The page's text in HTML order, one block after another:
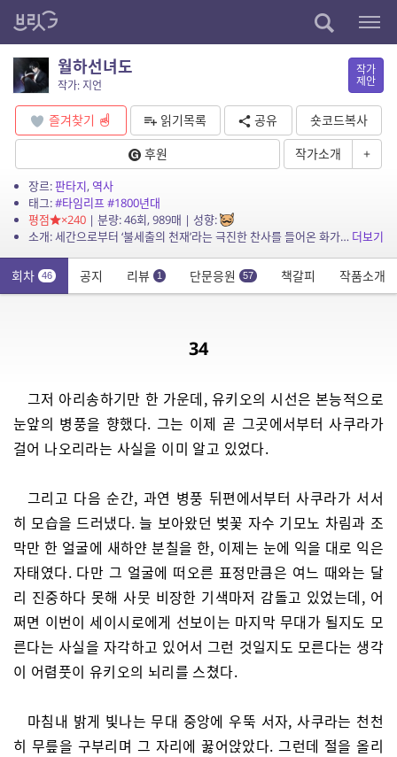
월하선녀도
작가: 지언
작가
제안
즐겨찾기 읽기목록 공유
숏코드복사
후원
작가소개 +
장르:판타지, 역사
태그:#타임리프#1800년대
평점
×240| 분량: 46회, 989매 | 성향:
소개: 세간으로부터 ‘불세출의 천재’라는 극진한 찬사를 들어온 화가, 이즈미 세이시로. 한때는 그 재능이 마치 운명처럼 자신을 찾아왔노라고 굳게 믿어왔던 그였으나. 자신을 향한 속세의 찬... 더보기
회차 46 공지 리뷰 1 단문응원 57 책갈피 작품소개
34
그저 아리송하기만 한 가운데, 유키오의 시선은 본능적으로
눈앞의 병풍을 향했다. 그는 이제 곧 그곳에서부터 사쿠라가
걸어 나오리라는 사실을 이미 알고 있었다.
그리고 다음 순간, 과연 병풍 뒤편에서부터 사쿠라가 서서
히 모습을 드러냈다. 늘 보아왔던 벚꽃 자수 기모노 차림과 조
막만 한 얼굴에 새하얀 분칠을 한, 이제는 눈에 익을 대로 익은
자태였다. 다만 그 얼굴에 떠오른 표정만큼은 여느 때와는 달
리 진중하다 못해 사뭇 비장한 기색마저 감돌고 있었는데, 어
쩌면 이번이 세이시로에게 선보이는 마지막 무대가 될지도 모
른다는 사실을 자각하고 있어서 그런 것일지도 모른다는 생각
이 어렴풋이 유키오의 뇌리를 스쳤다.
마침내 밝게 빛나는 무대 중앙에 우뚝 서자, 사쿠라는 천천
히 무릎을 구부리며 그 자리에 꿇어앉았다. 그런데 절을 올리